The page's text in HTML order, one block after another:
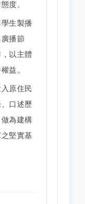
度。
學生製播
播節
以主體
益。
原住民
口述歷
為建構
堅實基